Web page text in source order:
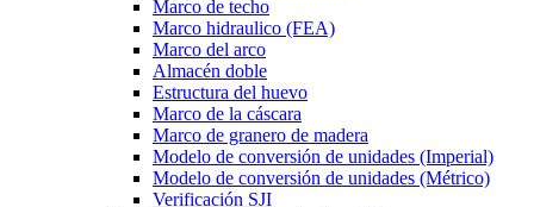
Marco de techo
Marco hidraulico (FEA)
Marco del arco
Almacén doble
Estructura del huevo
Marco de la cáscara
Marco de granero de madera
Modelo de conversión de unidades (Imperial)
Modelo de conversión de unidades (Métrico)
Verificación SJI